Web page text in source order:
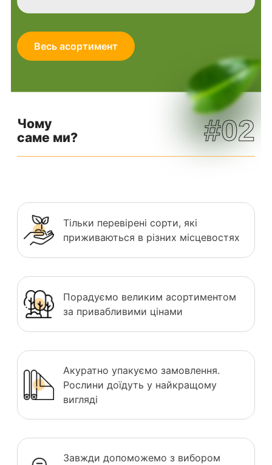
Весь асортимент
Чому
саме ми?
#02
Тільки перевірені сорти, які
приживаються в різних місцевостях
Порадуємо великим асортиментом
за привабливими цінами
Акуратно упакуємо замовлення.
Рослини доїдуть у найкращому
вигляді
Завжди допоможемо з вибором